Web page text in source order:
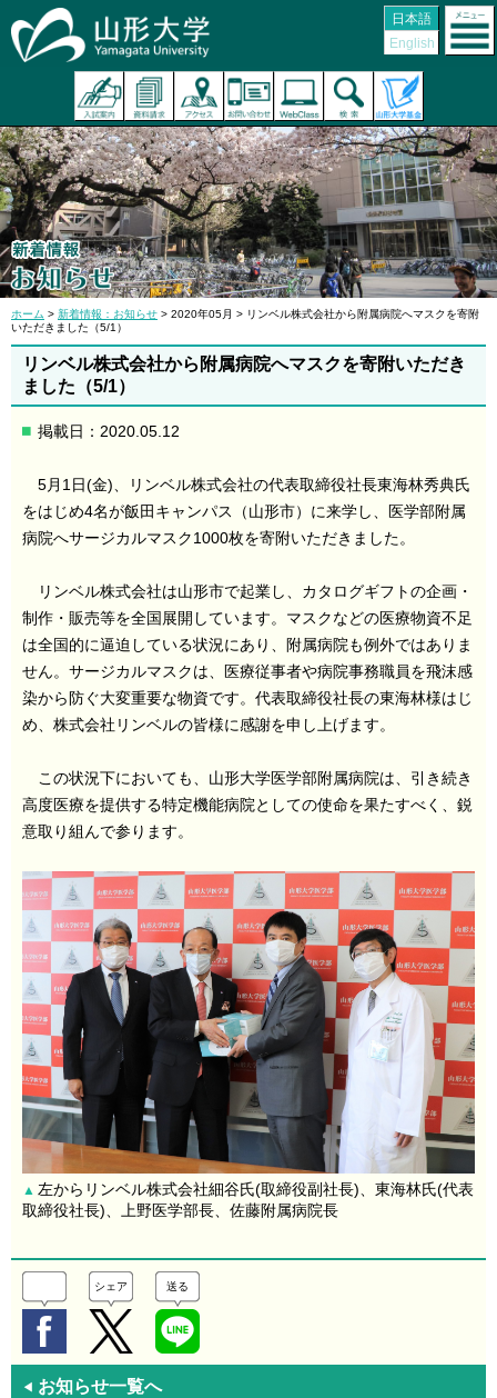
日本語
English
ホーム > 新着情報：お知らせ > 2020年05月 > リンベル株式会社から附属病院へマスクを寄附
いただきました（5/1）
リンベル株式会社から附属病院へマスクを寄附いただき
ました（5/1）
掲載日：2020.05.12
5月1日(金)、リンベル株式会社の代表取締役社長東海林秀典氏
をはじめ4名が飯田キャンパス（山形市）に来学し、医学部附属
病院へサージカルマスク1000枚を寄附いただきました。
リンベル株式会社は山形市で起業し、カタログギフトの企画・
制作・販売等を全国展開しています。マスクなどの医療物資不足
は全国的に逼迫している状況にあり、附属病院も例外ではありま
せん。サージカルマスクは、医療従事者や病院事務職員を飛沫感
染から防ぐ大変重要な物資です。代表取締役社長の東海林様はじ
め、株式会社リンベルの皆様に感謝を申し上げます。
この状況下においても、山形大学医学部附属病院は、引き続き
高度医療を提供する特定機能病院としての使命を果たすべく、鋭
意取り組んで参ります。
▲ 左からリンベル株式会社細谷氏(取締役副社長)、東海林氏(代表
取締役社長)、上野医学部長、佐藤附属病院長
シェア 送る
◀ お知らせ一覧へ